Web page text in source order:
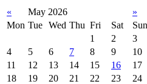
« May 2026
»
Mon Tue Wed Thu Fri Sat
Sun
1
2
3
4
5 6 7 8 9
10
11
12 13 14 15 16
17
18
19 20 21 22 23
24